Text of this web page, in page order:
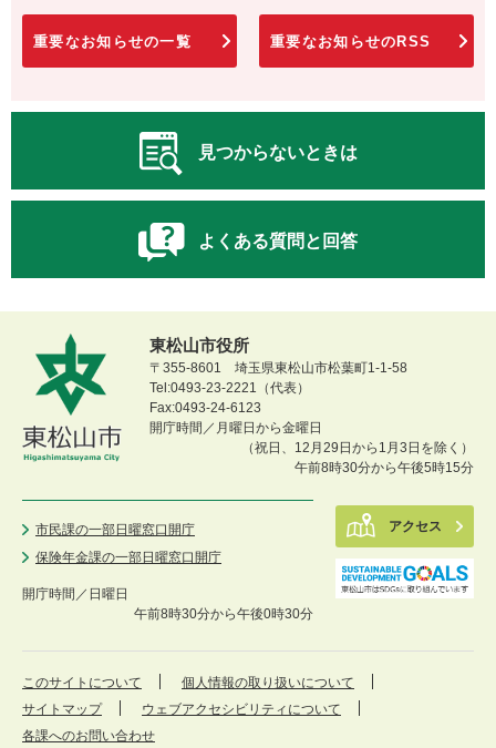
重要なお知らせの一覧 重要なお知らせのRSS
見つからないときは
よくある質問と回答
東松山市役所
〒355-8601 埼玉県東松山市松葉町1-1-58
Tel:0493-23-2221（代表）
Fax:0493-24-6123
開庁時間／月曜日から金曜日
（祝日、12月29日から1月3日を除く）
午前8時30分から午後5時15分
市民課の一部日曜窓口開庁
保険年金課の一部日曜窓口開庁
開庁時間／ 日曜日
午前8時30分から午後0時30分
アクセス
このサイトについて
個人情報の取り扱いについて
サイトマップ
ウェブアクセシビリティについて
各課へのお問い合わせ